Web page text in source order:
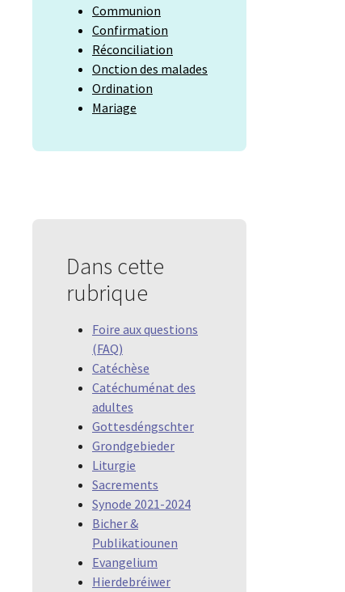
Communion
Confirmation
Réconciliation
Onction des malades
Ordination
Mariage
Dans cette
rubrique
Foire aux questions
(FAQ)
Catéchèse
Catéchuménat des
adultes
Gottesdéngschter
Grondgebieder
Liturgie
Sacrements
Synode 2021-2024
Bicher &
Publikatiounen
Evangelium
Hierdebréiwer